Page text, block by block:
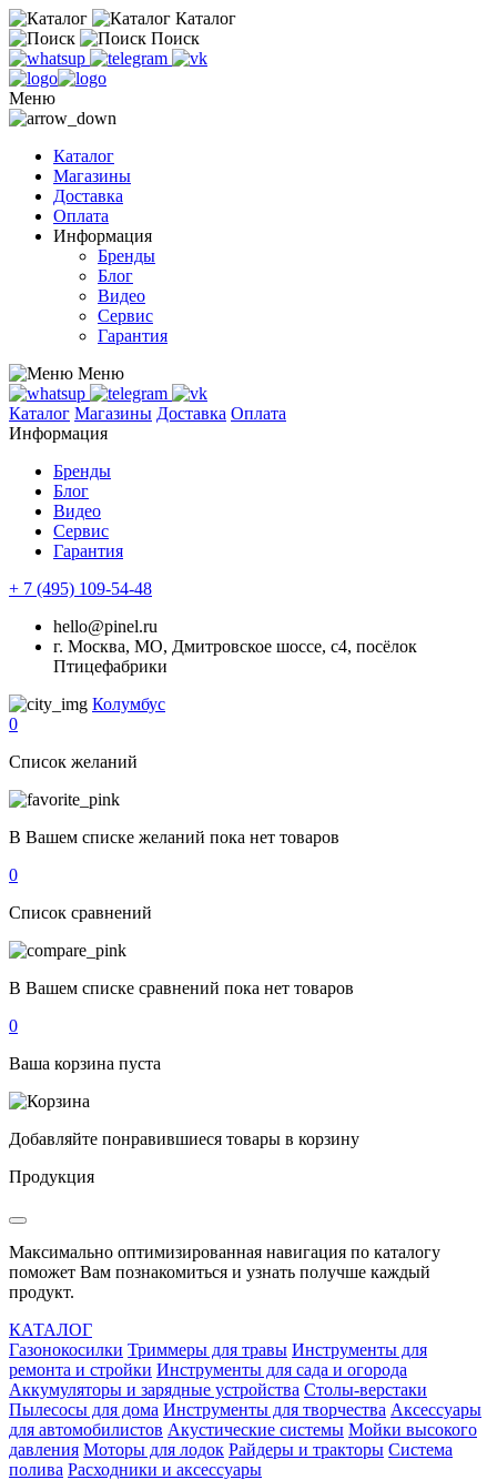
Каталог
Поиск
Меню
Каталог
Магазины
Доставка
Оплата
Информация
Бренды
Блог
Видео
Сервис
Гарантия
Меню
Каталог Магазины Доставка Оплата
Информация
Бренды
Блог
Видео
Сервис
Гарантия
+ 7 (495) 109-54-48
hello@pinel.ru
г. Москва, МО, Дмитровское шоссе, с4, посёлок
Птицефабрики
Колумбус
0
Список желаний
В Вашем списке желаний пока нет товаров
0
Список сравнений
В Вашем списке сравнений пока нет товаров
0
Ваша корзина пуста
Добавляйте понравившиеся товары в корзину
Продукция
Максимально оптимизированная навигация по каталогу
поможет Вам познакомиться и узнать получше каждый
продукт.
КАТАЛОГ
Газонокосилки Триммеры для травы Инструменты для
ремонта и стройки Инструменты для сада и огорода
Аккумуляторы и зарядные устройства Столы-верстаки
Пылесосы для дома Инструменты для творчества Аксессуары
для автомобилистов Акустические системы Мойки высокого
давления Моторы для лодок Райдеры и тракторы Система
полива Расходники и аксессуары